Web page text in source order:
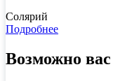
Солярий
Подробнее
Возможно вас